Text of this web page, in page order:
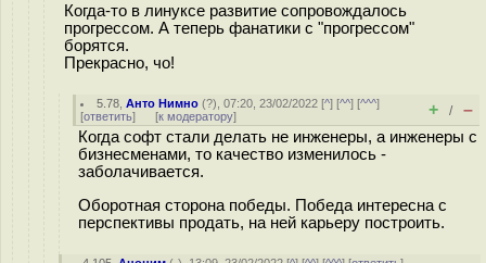
Когда-то в линуксе развитие сопровождалось
прогрессом. А теперь фанатики с "прогрессом"
борятся.
Прекрасно, чо!
5.78 ,Анто Нимно (?), 07:20, 23/02/2022 [^] [^^] [^^^]
[ответить] [к модератору] + / –
Когда софт стали делать не инженеры, а инженеры с
бизнесменами, то качество изменилось -
заболачивается.
Оборотная сторона победы. Победа интересна с
перспективы продать, на ней карьеру построить.